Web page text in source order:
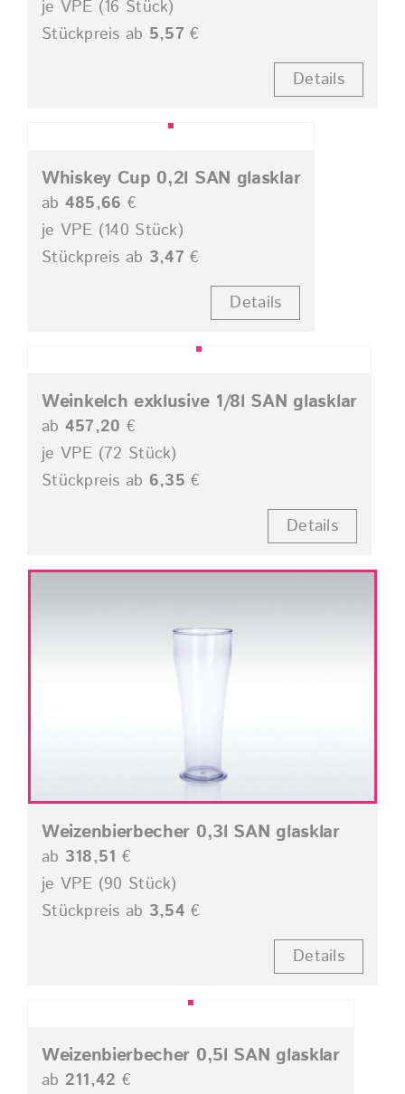
je VPE (16 Stück)
Stückpreis ab 5,57 €
Details
Whiskey Cup 0,2l SAN glasklar
ab 485,66 €
je VPE (140 Stück)
Stückpreis ab 3,47 €
Details
Weinkelch exklusive 1/8l SAN glasklar
ab 457,20 €
je VPE (72 Stück)
Stückpreis ab 6,35 €
Details
Weizenbierbecher 0,3l SAN glasklar
ab 318,51 €
je VPE (90 Stück)
Stückpreis ab 3,54 €
Details
Weizenbierbecher 0,5l SAN glasklar
ab 211,42 €